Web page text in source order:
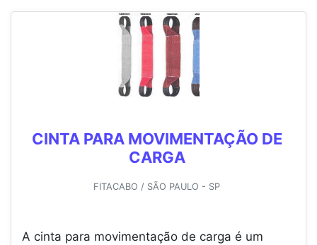
CINTA PARA MOVIMENTAÇÃO DE
CARGA
FITACABO / SÃO PAULO - SP
A cinta para movimentação de carga é um